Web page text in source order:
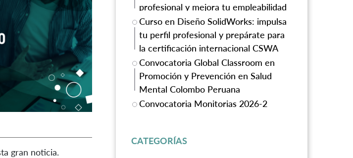
gran noticia.
profesional y mejora tu empleabilidad
Curso en Diseño SolidWorks: impulsa
tu perfil profesional y prepárate para
la certificación internacional CSWA
Convocatoria Global Classroom en
Promoción y Prevención en Salud
Mental Colombo Peruana
Convocatoria Monitorias 2026-2
CATEGORÍAS